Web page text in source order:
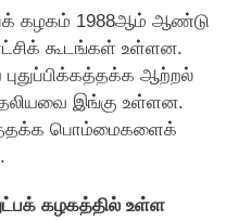
கழகம் 1988ஆம் ஆண்டு
கூடங்கள் உள்ளன.
புதுப்பிக்கத்தக்க ஆற்றல்
இங்கு உள்ளன.
பொம்மைகளைக்
கழகத்தில் உள்ள